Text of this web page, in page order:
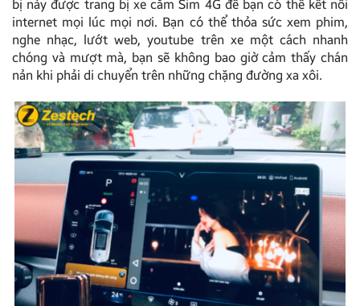
bị này được trang bị xe cắm Sim 4G để bạn có thể kết nối
internet mọi lúc mọi nơi. Bạn có thể thỏa sức xem phim,
nghe nhạc, lướt web, youtube trên xe một cách nhanh
chóng và mượt mà, bạn sẽ không bao giờ cảm thấy chán
nản khi phải di chuyển trên những chặng đường xa xôi.